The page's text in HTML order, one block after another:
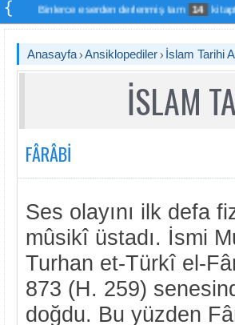
eserden derlenmiş tam 14 kitaptan
Anasayfa Ansiklopediler İslam Tarihi
İSLAM
FÂRÂBİ
Ses olayını ilk defa
mûsikî üstadı. İsmi
Turhan et-Türkî el-
873 (H. 259)
doğdu. Bu yüzden